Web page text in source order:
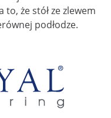
że stół ze zlewem
podłodze.